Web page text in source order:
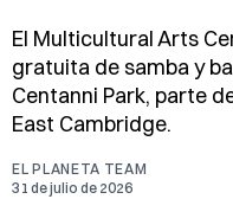
El Multicultural Arts
gratuita de samba y
Centanni Park, parte
East Cambridge.
EL PLANETA TEAM
31 de julio de 2026